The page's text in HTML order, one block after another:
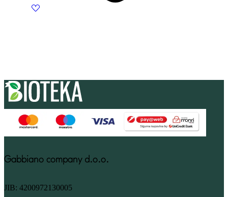
Gabbiano company d.o.o.
JIB: 4200972130005